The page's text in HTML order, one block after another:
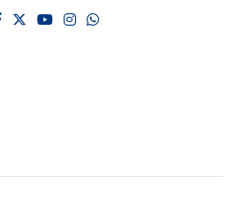
facebook
twitter
youtube
instagram
whatsapp